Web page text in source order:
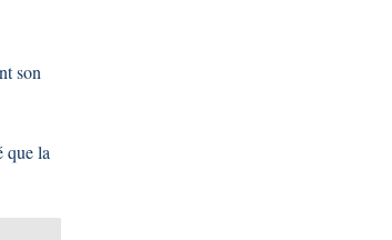
son
que la